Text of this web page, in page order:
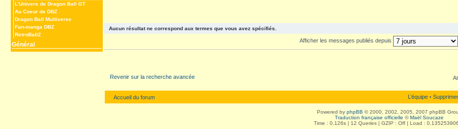
L’Univers de Dragon Ball GT
Au Coeur de DBZ
Dragon Ball Multiverse
Fan-manga DBZ
RetroBallZ
Général
Aucun résultat ne correspond aux termes que vous avez spécifiés.
Afficher les messages publiés depuis
Revenir sur la recherche avancée
Accueil du forum L’équipe •
Powered by phpBB © 2000, 2002, 2005, 2007 phpBB
Traduction française officielle ©Maël Soucaze
Time : 0.126s | 12 Queries | GZIP : Off | Load :